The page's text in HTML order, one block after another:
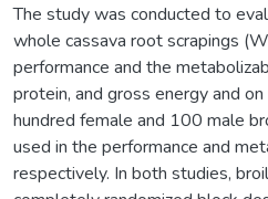
The study was conducted to
whole cassava root scrapings
performance and the
protein, and gross energy and
hundred female and 100 male
used in the performance and
respectively. In both studies,